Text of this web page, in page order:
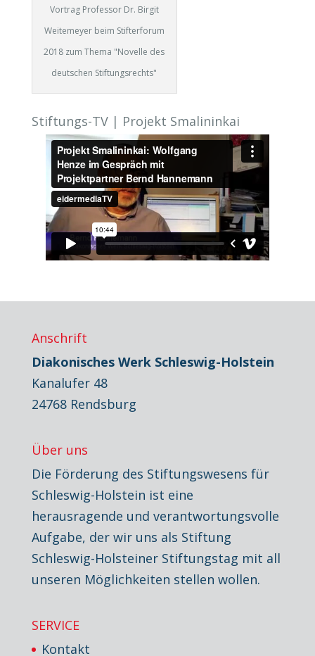
Vortrag Professor Dr. Birgit
Weitemeyer beim Stifterforum
2018 zum Thema "Novelle des
deutschen Stiftungsrechts"
Stiftungs-TV | Projekt Smalininkai
Anschrift
Diakonisches Werk Schleswig-Holstein
Kanalufer 48
24768 Rendsburg
Über uns
Die Förderung des Stiftungswesens für
Schleswig-Holstein ist eine
herausragende und verantwortungsvolle
Aufgabe, der wir uns als Stiftung
Schleswig-Holsteiner Stiftungstag mit all
unseren Möglichkeiten stellen wollen.
SERVICE
Kontakt